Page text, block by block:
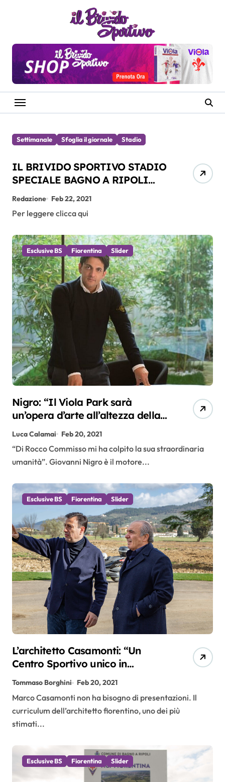
Settimanale Sfoglia il giornale Stadio
IL BRIVIDO SPORTIVO STADIO
SPECIALE BAGNO A RIPOLI
FEBBRAIO 2021
Redazione Feb 22, 2021
Per leggere clicca qui
Esclusive BS Fiorentina Slider
Nigro: “Il Viola Park sarà
un’opera d’arte all’altezza della
bellezza di Firenze”
Luca Calamai Feb 20, 2021
“Di Rocco Commisso mi ha colpito la sua straordinaria
umanità”. Giovanni Nigro è il motore...
Esclusive BS Fiorentina Slider
L’architetto Casamonti: “Un
Centro Sportivo unico in
Europa”
Tommaso Borghini Feb 20, 2021
Marco Casamonti non ha bisogno di presentazioni. Il
curriculum dell’architetto fiorentino, uno dei più
stimati...
Esclusive BS Fiorentina Slider